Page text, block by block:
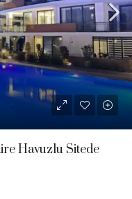
Havuzlu Sitede